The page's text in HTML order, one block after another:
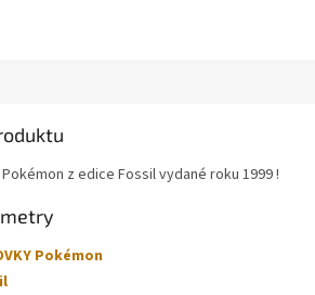
z edice Fossil vydané roku 1999 !
Pokémon